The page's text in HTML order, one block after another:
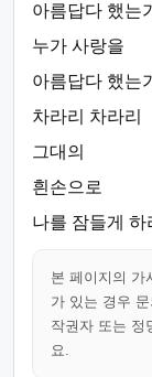
아름답다 했는
누가 사랑을
아름답다 했는
차라리 차라리
그대의
흰손으로
나를 잠들게 하
본 페이지의 가
가 있는 경우
작권자 또는 정
요.